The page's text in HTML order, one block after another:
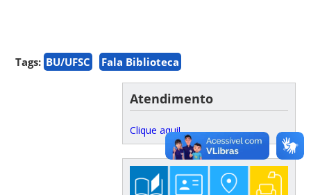
Tags: BU/UFSC Fala Biblioteca
Atendimento
Clique aqui!